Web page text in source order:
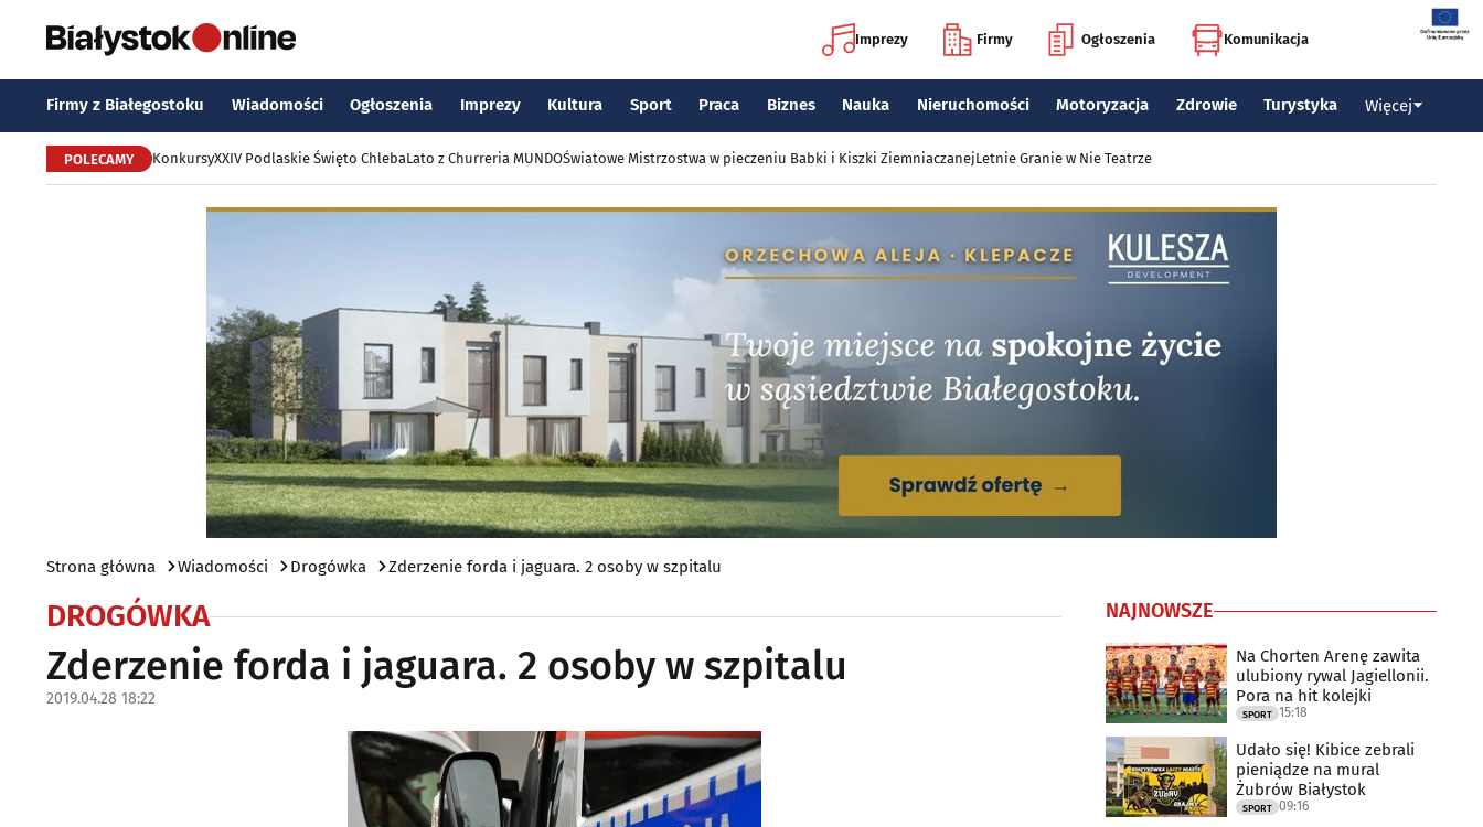
Imprezy Firmy Ogłoszenia Komunikacja
Firmy z Białegostoku Wiadomości Ogłoszenia Imprezy Kultura Sport Praca Biznes Nauka Nieruchomości Motoryzacja Zdrowie Turystyka Więcej
POLECAMY KonkursyXXIV Podlaskie Święto ChlebaLato z Churreria MUNDOŚwiatowe Mistrzostwa w pieczeniu Babki i Kiszki ZiemniaczanejLetnie Granie w Nie Teatrze
Strona główna Wiadomości Drogówka Zderzenie forda i jaguara. 2 osoby w szpitalu
DROGÓWKA
Zderzenie forda i jaguara. 2 osoby w szpitalu
2019.04.28 18:22
NAJNOWSZE
Na Chorten Arenę zawita
ulubiony rywal Jagiellonii.
Pora na hit kolejki
SPORT 15:18
Udało się! Kibice zebrali
pieniądze na mural
Żubrów Białystok
SPORT 09:16